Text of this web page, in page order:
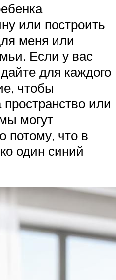
или построить
меня или
Если у вас
для каждого
чтобы
или
могут
потому, что в
один синий